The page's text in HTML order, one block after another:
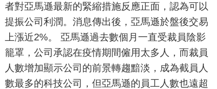
者對亞馬遜最新的緊縮措施反應正面，認為可以
提振公司利潤。消息傳出後，亞馬遜於盤後交易
上漲近2%。 亞馬遜過去數個月一直受裁員陰影
籠罩，公司承認在疫情期間僱用太多人，而裁員
人數增加顯示公司的前景轉趨黯淡，成為截員人
數最多的科技公司，但亞馬遜的員工人數也遠超